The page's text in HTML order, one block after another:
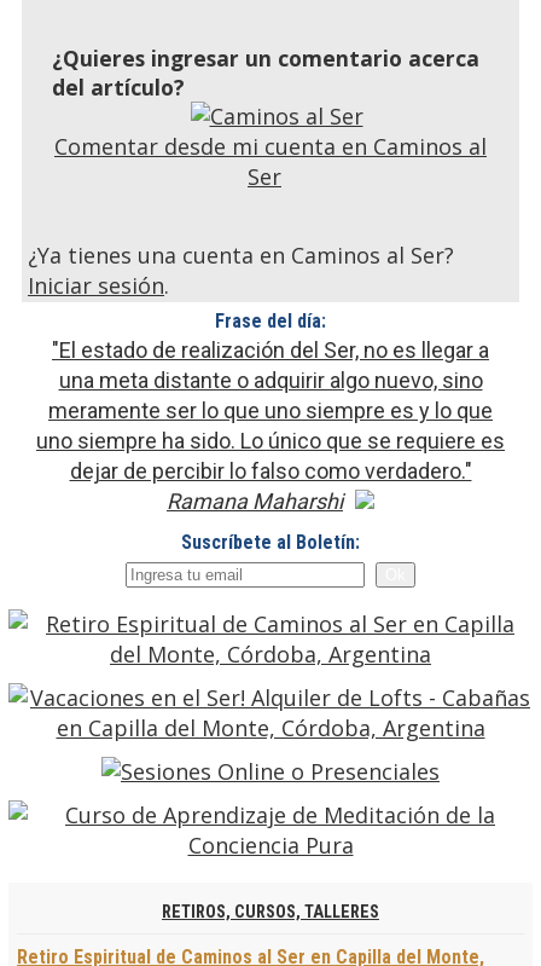
¿Quieres ingresar un comentario acerca
del artículo?
Comentar desde mi cuenta en Caminos al
Ser
¿Ya tienes una cuenta en Caminos al Ser?
Iniciar sesión.
Frase del día:
"El estado de realización del Ser, no es llegar a
una meta distante o adquirir algo nuevo, sino
meramente ser lo que uno siempre es y lo que
uno siempre ha sido. Lo único que se requiere es
dejar de percibir lo falso como verdadero."
Ramana Maharshi
Suscríbete al Boletín:
RETIROS, CURSOS, TALLERES
Retiro Espiritual de Caminos al Ser en Capilla del Monte,